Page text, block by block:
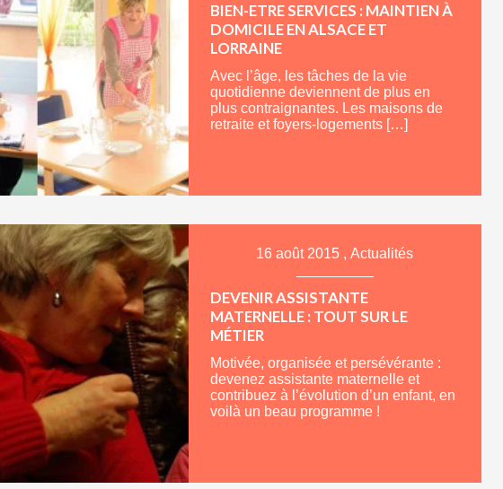
BIEN-ETRE SERVICES : MAINTIEN À
DOMICILE EN ALSACE ET
LORRAINE
Avec l’âge, les tâches de la vie
quotidienne deviennent de plus en
plus contraignantes. Les maisons de
retraite et foyers-logements […]
16 août 2015 ,Actualités
DEVENIR ASSISTANTE
MATERNELLE : TOUT SUR LE
MÉTIER
Motivée, organisée et persévérante :
devenez assistante maternelle et
contribuez à l’évolution d’un enfant, en
voilà un beau programme !